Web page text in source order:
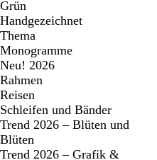
Grün
Handgezeichnet
Thema
Monogramme
Neu! 2026
Rahmen
Reisen
Schleifen und Bänder
Trend 2026 – Blüten und
Blüten
Trend 2026 – Grafik &